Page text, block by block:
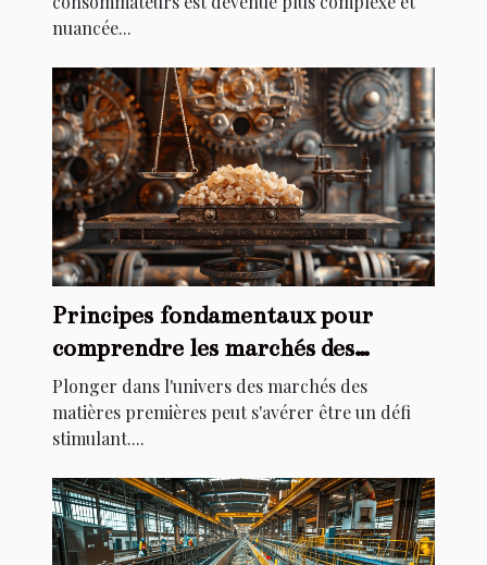
nuancée...
Principes fondamentaux pour
comprendre les marchés des
matières premières
Plonger dans l'univers des marchés des
matières premières peut s'avérer être un défi
stimulant....